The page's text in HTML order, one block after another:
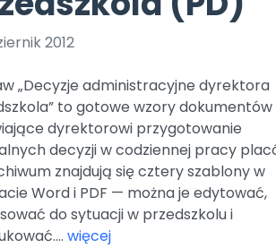
Pomoc
Promocje
25 czerwca 2024 r. uzyskała
Online.
2012
„Decyzje administracyjne dyrektora
to gotowe wzory dokumentów
dyrektorowi przygotowanie
decyzji w codziennej pracy
znajdują się cztery szablony w
Word i PDF — można je edytować,
do sytuacji w przedszkolu i
więcej